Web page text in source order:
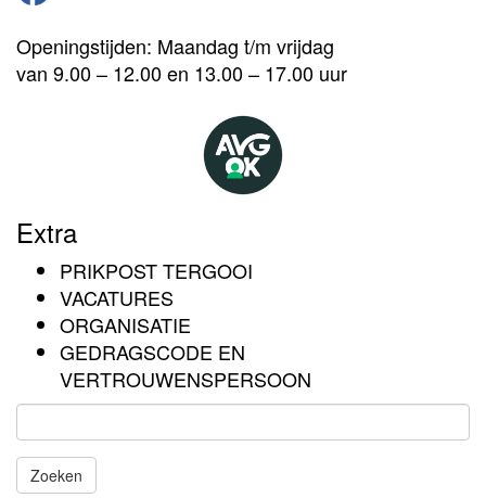
Openingstijden: Maandag t/m vrijdag
van 9.00 – 12.00 en 13.00 – 17.00 uur
Extra
PRIKPOST TERGOOI
VACATURES
ORGANISATIE
GEDRAGSCODE EN
VERTROUWENSPERSOON
Zoeken